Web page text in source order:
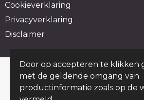
Cookieverklaring
Privacyverklaring
Disclaimer
© Copyright
Door op accepteren te klikken
met de geldende omgang van
productinformatie zoals op de